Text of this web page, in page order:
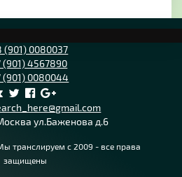
(901) 0080037
(901) 4567890
(901) 0080044
ул.Баженова д.6
транслируем с 2009 - все права
защищены